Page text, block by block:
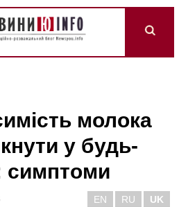
молока
у будь-
симптоми
EN RU UK